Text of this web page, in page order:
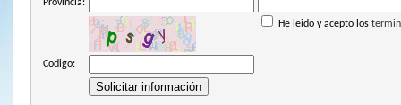
He leido y acepto los
Provincia:
Codigo: